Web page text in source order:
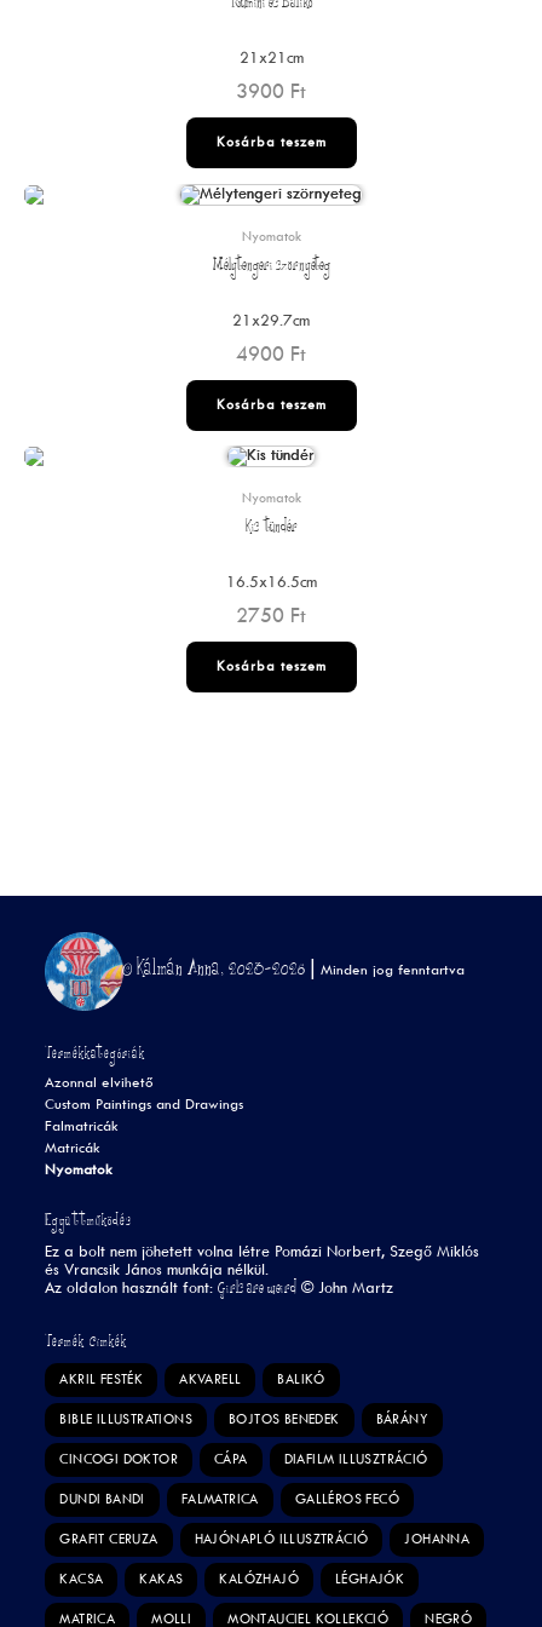
21x21cm
3900 Ft
Kosárba teszem
Nyomatok
Mélytengeri szörnyeteg
21x29.7cm
4900 Ft
Kosárba teszem
Nyomatok
Kis tündér
16.5x16.5cm
2750 Ft
Kosárba teszem
© Kálmán Anna, 2023-2026 |Minden jog fenntartva
Termékkategóriák
Azonnal elvihető
Custom Paintings and Drawings
Falmatricák
Matricák
Nyomatok
Együttműködés
Ez a bolt nem jöhetett volna létre Pomázi Norbert, Szegő Miklós
és Vrancsik János munkája nélkül.
Az oldalon használt font:Girls are weird ©John Martz
Termék Címkék
AKRIL FESTÉK AKVARELL BALIKÓ
BIBLE ILLUSTRATIONS BOJTOS BENEDEK BÁRÁNY
CINCOGI DOKTOR CÁPA DIAFILM ILLUSZTRÁCIÓ
DUNDI BANDI FALMATRICA GALLÉROS FECÓ
GRAFIT CERUZA HAJÓNAPLÓ ILLUSZTRÁCIÓ JOHANNA
KACSA KAKAS KALÓZHAJÓ LÉGHAJÓK
MATRICA MOLLI MONTAUCIEL KOLLEKCIÓ NEGRÓ